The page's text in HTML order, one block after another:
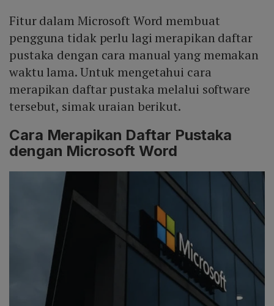
Fitur dalam Microsoft Word membuat
pengguna tidak perlu lagi merapikan daftar
pustaka dengan cara manual yang memakan
waktu lama. Untuk mengetahui cara
merapikan daftar pustaka melalui software
tersebut, simak uraian berikut.
Cara Merapikan Daftar Pustaka
dengan Microsoft Word